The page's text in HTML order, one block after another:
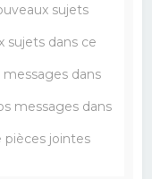
sujets
sujets dans ce
dans
messages dans
pièces jointes